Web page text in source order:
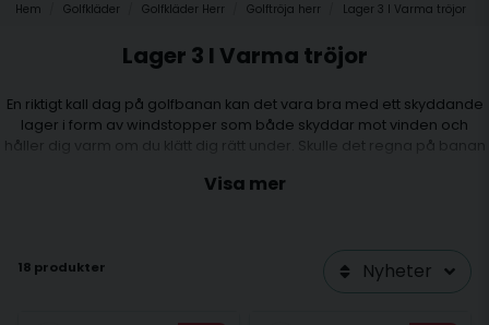
Hem Golfkläder Golfkläder Herr Golftröja herr Lager 3 I Varma tröjor
Lager 3 I Varma tröjor
En riktigt kall dag på golfbanan kan det vara bra med ett skyddande
lager i form av windstopper som både skyddar mot vinden och
håller dig varm om du klätt dig rätt under. Skulle det regna på banan
annat vattentätt membran i sig. Dessa regnkläder skydda dig
Visa mer
18 produkter Nyheter